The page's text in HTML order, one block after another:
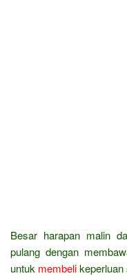
Besar harapan malin
pulang dengan
untuk membelikeperluan